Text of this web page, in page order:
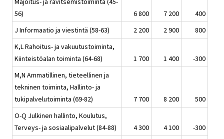
56)
6 800 7 200
400
J Informaatio ja viestintä (58-63)
2 200 2 900
800
K,L Rahoitus- ja vakuutustoiminta,
Kiinteistöalan toiminta (64-68)
1 700 1 400
-300
M,N Ammatillinen, tieteellinen ja
tekninen toiminta, Hallinto- ja
tukipalvelutoiminta (69-82)
7 700 8 200
500
O-Q Julkinen hallinto, Koulutus,
Terveys- ja sosiaalipalvelut (84-88)
4 300 4 100
-300